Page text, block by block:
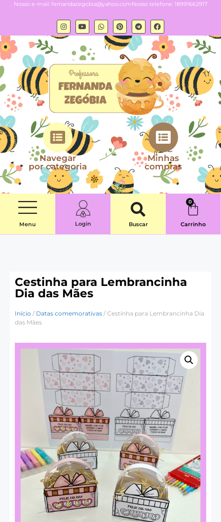
Nosso e-mail: fernandazegobia@yahoo.comNosso telefone: 18991662917
Navegar
por categoria
Minhas
compras
Menu Login Buscar
0
Carrinho
Cestinha para Lembrancinha
Dia das Mães
Início / Datas comemorativas / Cestinha para Lembrancinha Dia
das Mães